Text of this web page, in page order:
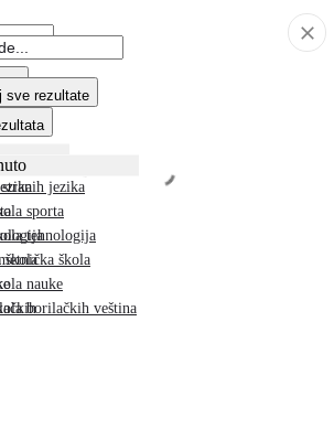
sve rezultate
jezika
sporta
tehnologija
škola
nauke
borilačkih veština
škola